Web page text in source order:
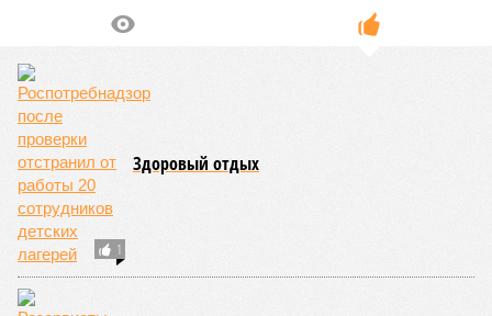
продуктов и организаторами питания, за своевременным
исполнением ранее выданных предписаний по устранению
медицинских осмотров и гигиенического обучения
персоналом.
Отредактировано: